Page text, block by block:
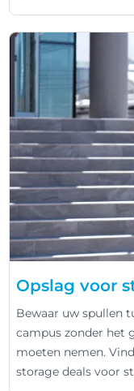
Opslag voor
Bewaar uw spullen
campus zonder het
moeten nemen.
storage deals voor